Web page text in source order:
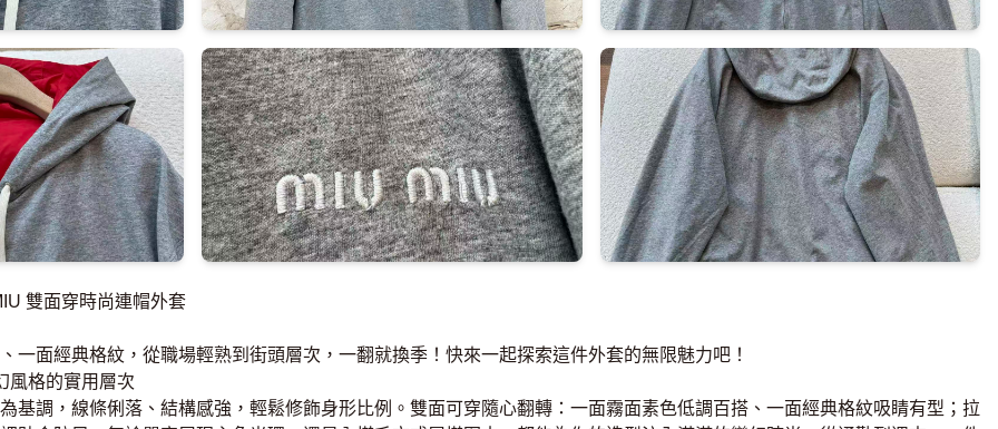
雙面穿時尚連帽外套
一面經典格紋，從職場輕熟到街頭層次，一翻就換季！快來一起探索這件外套的無限魅力吧！
風格的實用層次
基調，線條俐落、結構感強，輕鬆修飾身形比例。雙面可穿隨心翻轉：一面霧面素色低調百搭、一面經典格紋吸睛有型；拉